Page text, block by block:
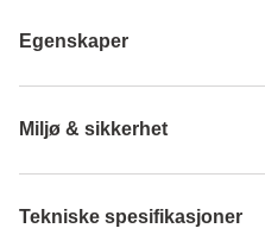
Egenskaper
Miljø & sikkerhet
Tekniske spesifikasjoner